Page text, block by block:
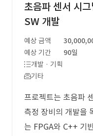
초음파 센서 시
SW 개발
예상 금액
예상 기간
90일
개발 · 기획
기타
프로젝트는 초음파
측정 장비의 개발을
는 FPGA와 C++ 기